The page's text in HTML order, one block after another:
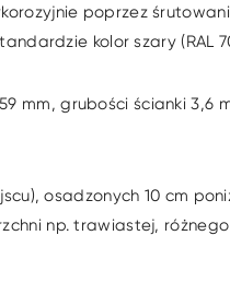
poprzez
kolor szary (RAL
mm, grubości ścianki 3,6
osadzonych 10 cm
np. trawiastej,